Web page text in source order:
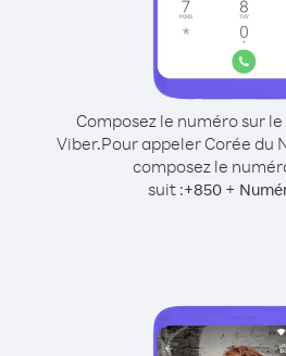
Composez le numéro sur
Viber.Pour appeler Corée du
composez le
suit :+850 +